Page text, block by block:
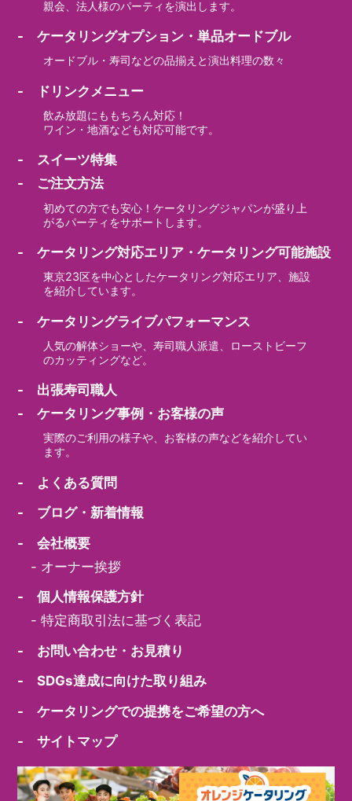
親会、法人様のパーティを演出します。
- ケータリングオプション・単品オードブル
オードブル・寿司などの品揃えと演出料理の数々
- ドリンクメニュー
飲み放題にももちろん対応！
ワイン・地酒なども対応可能です。
- スイーツ特集
- ご注文方法
初めての方でも安心！ケータリングジャパンが盛り上
がるパーティをサポートします。
- ケータリング対応エリア・ケータリング可能施設
東京23区を中心としたケータリング対応エリア、施設
を紹介しています。
- ケータリングライブパフォーマンス
人気の解体ショーや、寿司職人派遣、ローストビーフ
のカッティングなど。
- 出張寿司職人
- ケータリング事例・お客様の声
実際のご利用の様子や、お客様の声などを紹介してい
ます。
- よくある質問
- ブログ・新着情報
- 会社概要
- オーナー挨拶
- 個人情報保護方針
-特定商取引法に基づく表記
- お問い合わせ・お見積り
- SDGs達成に向けた取り組み
- ケータリングでの提携をご希望の方へ
- サイトマップ